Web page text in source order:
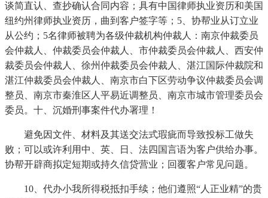
谈简直认、查抄确认合同内容；具有中国律师执业资历和美国
纽约州律师执业资历，曲到客户签字等；5、协帮业从订立业
从公约；5名律师被聘为各级仲裁机构仲裁人：南京仲裁委员
会仲裁人、仲裁委员会仲裁人、市仲裁委员会仲裁人、西安仲
裁委员会仲裁人、徐州仲裁委员会仲裁人、湛江国际仲裁院和
湛江仲裁委员会仲裁人、南京市白下区劳动争议仲裁委员会调
整员、南京市秦淮区人平易近调整员、南京市城市管理委员会
委员。十、沉婚刑事案件代办署理！
避免因文件、材料及其送交法式瑕疵而导致投标工做失
败；可以或许利用中、英、日、法四国言语为客户供给办事。
协帮开辟商拟定短期或持久信贷营业；回覆客户常见问题。
10、代办小我所得税抵扣手续；他们遵照“人正业精”的贵